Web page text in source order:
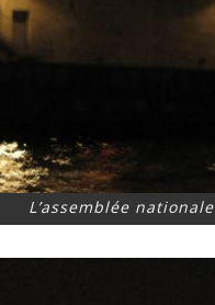
L’assemblée nationale